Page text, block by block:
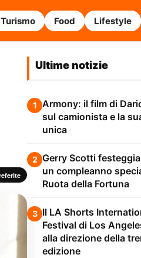
Turismo Food Lifestyle
Ultime notizie
1 Armony: il film di
sul camionista e la
unica
2 Gerry Scotti
un compleanno
Ruota della Fortuna
3 Il LA Shorts
Festival di Los
alla direzione della
edizione